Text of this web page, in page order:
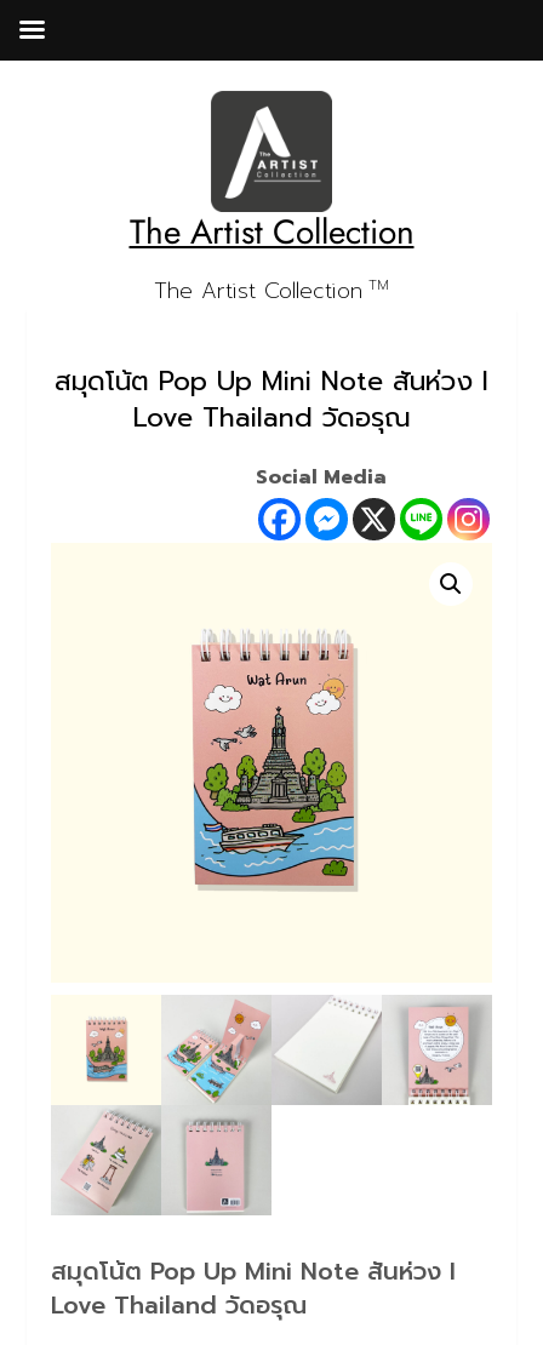
The Artist Collection
The Artist Collection TM
สมุดโน้ต Pop Up Mini Note สันห่วง I
Love Thailand วัดอรุณ
Social Media
สมุดโน้ต Pop Up Mini Note สันห่วง I
Love Thailand วัดอรุณ